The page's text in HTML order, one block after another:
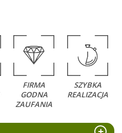
FIRMA
GODNA
ZAUFANIA
SZYBKA
REALIZACJA